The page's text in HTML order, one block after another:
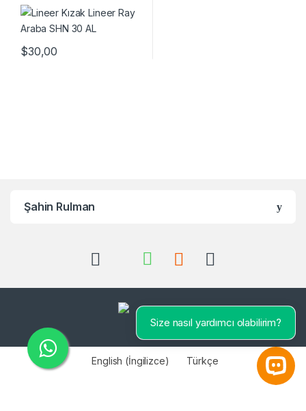
$30,00
Şahin Rulman
English (İngilizce)
Türkçe
Open
Size nasıl yardımcı olabilirim?